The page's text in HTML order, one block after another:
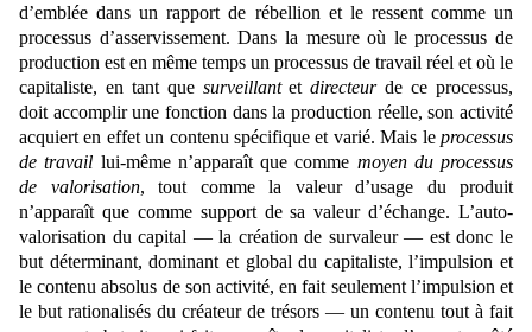
d’emblée dans un rapport de rébellion et le ressent comme un
processus d’asservissement. Dans la mesure où le processus de
production est en même temps un processus de travail réel et où le
capitaliste, en tant que surveillantetdirecteurde ce processus,
doit accomplir une fonction dans la production réelle, son activité
acquiert en effet un contenu spécifique et varié. Mais le processus
de travail lui-même n’apparaît que comme moyen du processus
de valorisation, tout comme la valeur d’usage du produit
n’apparaît que comme support de sa valeur d’échange. L’auto-
valorisation du capital — la création de survaleur — est donc le
but déterminant, dominant et global du capitaliste, l’impulsion et
le contenu absolus de son activité, en fait seulement l’impulsion et
le but rationalisés du créateur de trésors — un contenu tout à fait